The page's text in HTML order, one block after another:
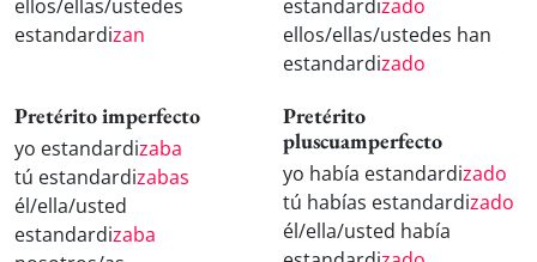
ellos/ellas/ustedes
estandardizan
estandardizado
ellos/ellas/ustedes han
estandardizado
Pretérito imperfecto
yo estandardizaba
tú estandardizabas
él/ella/usted
estandardizaba
Pretérito
pluscuamperfecto
yo había estandardizado
tú habías estandardizado
él/ella/usted había